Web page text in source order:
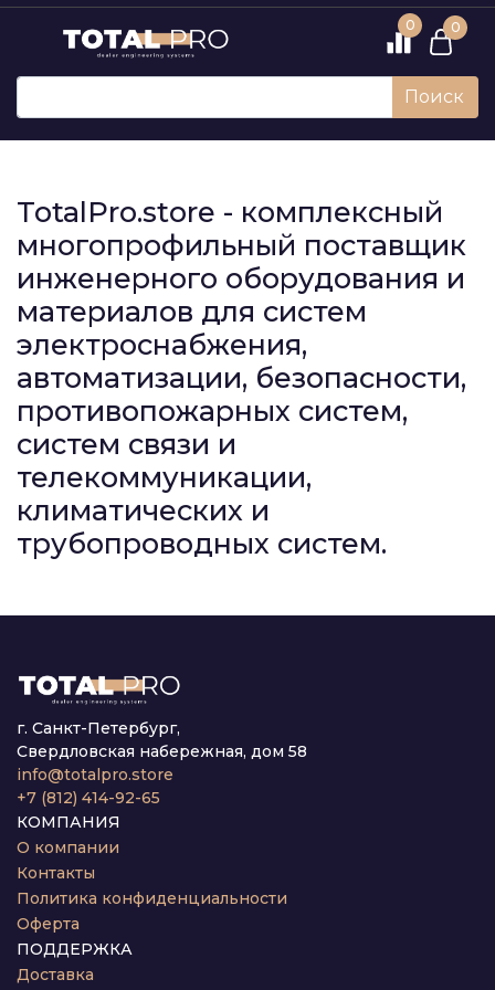
0 0
Поиск
TotalPro.store - комплексный
многопрофильный поставщик
инженерного оборудования и
материалов для систем
электроснабжения,
автоматизации, безопасности,
противопожарных систем,
систем связи и
телекоммуникации,
климатических и
трубопроводных систем.
г. Санкт-Петербург,
Свердловская набережная, дом 58
info@totalpro.store
+7 (812) 414-92-65
КОМПАНИЯ
О компании
Контакты
Политика конфиденциальности
Оферта
ПОДДЕРЖКА
Доставка